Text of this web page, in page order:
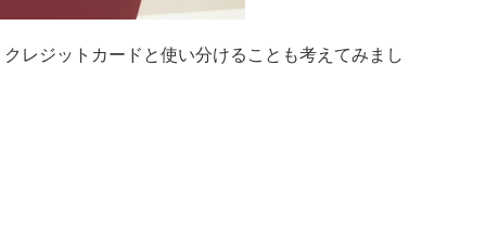
レジットカードと使い分けることも考えてみまし